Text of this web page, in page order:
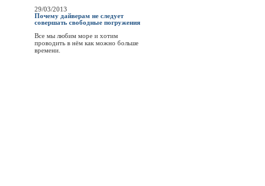
29/03/2013
Почему дайверам не следует
совершать свободные погружения
Все мы любим море и хотим
проводить в нём как можно больше
времени.